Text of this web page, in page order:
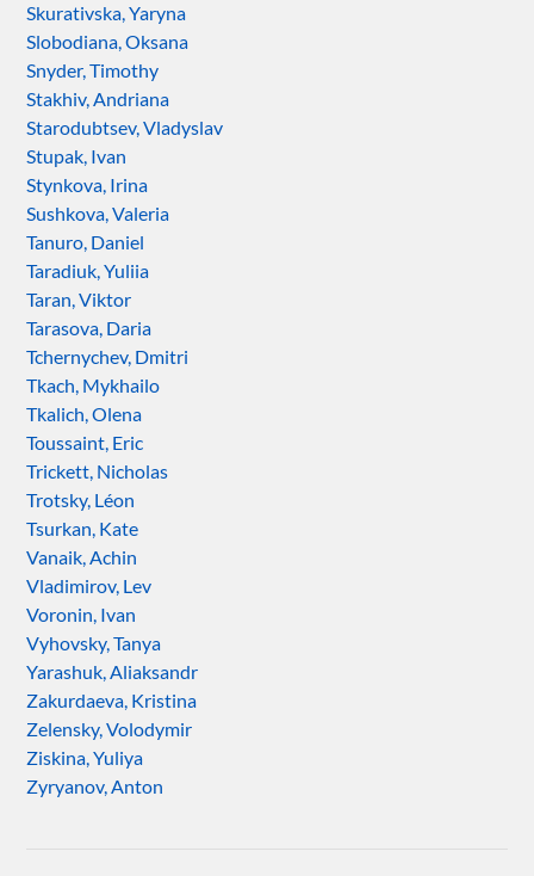
Skurativska, Yaryna
Slobodiana, Oksana
Snyder, Timothy
Stakhiv, Andriana
Starodubtsev, Vladyslav
Stupak, Ivan
Stynkova, Irina
Sushkova, Valeria
Tanuro, Daniel
Taradiuk, Yuliia
Taran, Viktor
Tarasova, Daria
Tchernychev, Dmitri
Tkach, Mykhailo
Tkalich, Olena
Toussaint, Eric
Trickett, Nicholas
Trotsky, Léon
Tsurkan, Kate
Vanaik, Achin
Vladimirov, Lev
Voronin, Ivan
Vyhovsky, Tanya
Yarashuk, Aliaksandr
Zakurdaeva, Kristina
Zelensky, Volodymir
Ziskina, Yuliya
Zyryanov, Anton